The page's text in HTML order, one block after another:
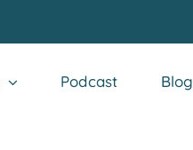
Podcast Blog